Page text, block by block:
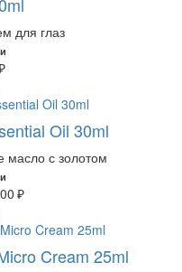
для глаз
Oil 30ml
масло с золотом
₽
Cream 25ml